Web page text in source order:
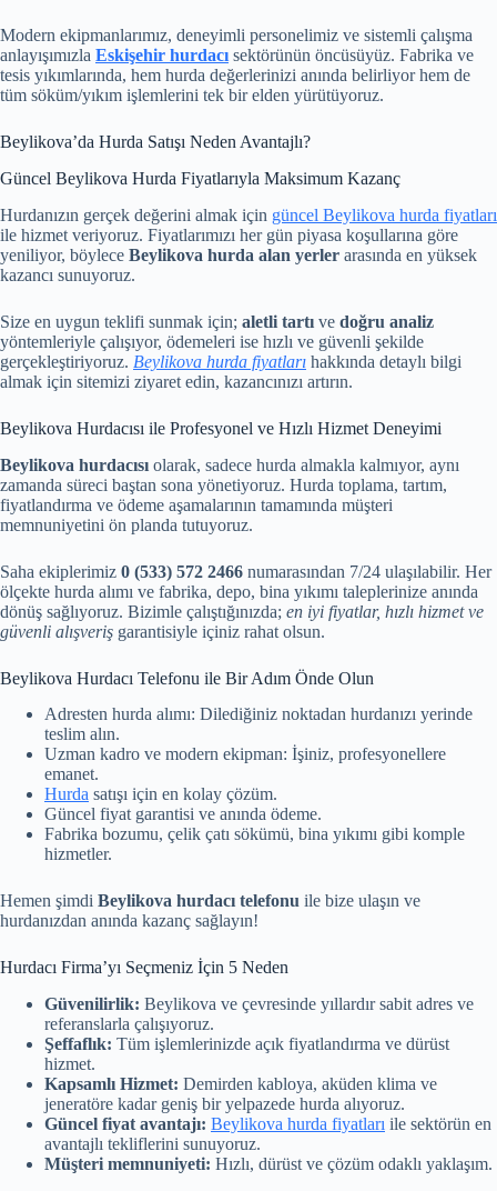
Modern ekipmanlarımız, deneyimli personelimiz ve sistemli çalışma
anlayışımızla Eskişehir hurdacı sektörünün öncüsüyüz. Fabrika ve
tesis yıkımlarında, hem hurda değerlerinizi anında belirliyor hem de
tüm söküm/yıkım işlemlerini tek bir elden yürütüyoruz.
Beylikova’da Hurda Satışı Neden Avantajlı?
Güncel Beylikova Hurda Fiyatlarıyla Maksimum Kazanç
Hurdanızın gerçek değerini almak için güncel Beylikova hurda fiyatları
ile hizmet veriyoruz. Fiyatlarımızı her gün piyasa koşullarına göre
yeniliyor, böylece Beylikova hurda alan yerler arasında en yüksek
kazancı sunuyoruz.
Size en uygun teklifi sunmak için; aletli tartı ve doğru analiz
yöntemleriyle çalışıyor, ödemeleri ise hızlı ve güvenli şekilde
gerçekleştiriyoruz. Beylikova hurda fiyatları hakkında detaylı bilgi
almak için sitemizi ziyaret edin, kazancınızı artırın.
Beylikova Hurdacısı ile Profesyonel ve Hızlı Hizmet Deneyimi
Beylikova hurdacısı olarak, sadece hurda almakla kalmıyor, aynı
zamanda süreci baştan sona yönetiyoruz. Hurda toplama, tartım,
fiyatlandırma ve ödeme aşamalarının tamamında müşteri
memnuniyetini ön planda tutuyoruz.
Saha ekiplerimiz 0 (533) 572 2466 numarasından 7/24 ulaşılabilir. Her
ölçekte hurda alımı ve fabrika, depo, bina yıkımı taleplerinize anında
dönüş sağlıyoruz. Bizimle çalıştığınızda; en iyi fiyatlar, hızlı hizmet ve
güvenli alışveriş garantisiyle içiniz rahat olsun.
Beylikova Hurdacı Telefonu ile Bir Adım Önde Olun
Adresten hurda alımı: Dilediğiniz noktadan hurdanızı yerinde
teslim alın.
Uzman kadro ve modern ekipman: İşiniz, profesyonellere
emanet.
Hurda satışı için en kolay çözüm.
Güncel fiyat garantisi ve anında ödeme.
Fabrika bozumu, çelik çatı sökümü, bina yıkımı gibi komple
hizmetler.
Hemen şimdi Beylikova hurdacı telefonu ile bize ulaşın ve
hurdanızdan anında kazanç sağlayın!
Hurdacı Firma’yı Seçmeniz İçin 5 Neden
Güvenilirlik: Beylikova ve çevresinde yıllardır sabit adres ve
referanslarla çalışıyoruz.
Şeffaflık: Tüm işlemlerinizde açık fiyatlandırma ve dürüst
hizmet.
Kapsamlı Hizmet: Demirden kabloya, aküden klima ve
jeneratöre kadar geniş bir yelpazede hurda alıyoruz.
Güncel fiyat avantajı: Beylikova hurda fiyatları ile sektörün en
avantajlı tekliflerini sunuyoruz.
Müşteri memnuniyeti: Hızlı, dürüst ve çözüm odaklı yaklaşım.